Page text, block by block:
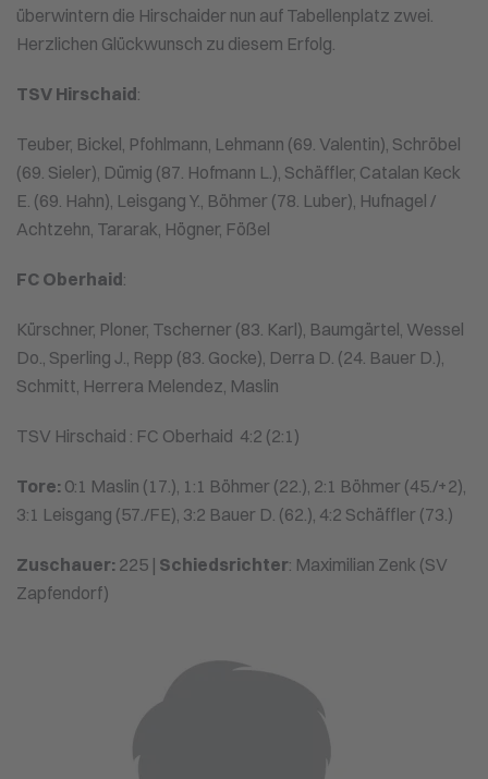
überwintern die Hirschaider nun auf Tabellenplatz zwei.
Herzlichen Glückwunsch zu diesem Erfolg.
TSV Hirschaid:
Teuber, Bickel, Pfohlmann, Lehmann (69. Valentin), Schröbel
(69. Sieler), Dümig (87. Hofmann L.), Schäffler, Catalan Keck
E. (69. Hahn), Leisgang Y., Böhmer (78. Luber), Hufnagel /
Achtzehn, Tararak, Högner, Fößel
FC Oberhaid:
Kürschner, Ploner, Tscherner (83. Karl), Baumgärtel, Wessel
Do., Sperling J., Repp (83. Gocke), Derra D. (24. Bauer D.),
Schmitt, Herrera Melendez, Maslin
TSV Hirschaid : FC Oberhaid 4:2 (2:1)
Tore: 0:1 Maslin (17.), 1:1 Böhmer (22.), 2:1 Böhmer (45./+2),
3:1 Leisgang (57./FE), 3:2 Bauer D. (62.), 4:2 Schäffler (73.)
Zuschauer: 225 | Schiedsrichter: Maximilian Zenk (SV
Zapfendorf)